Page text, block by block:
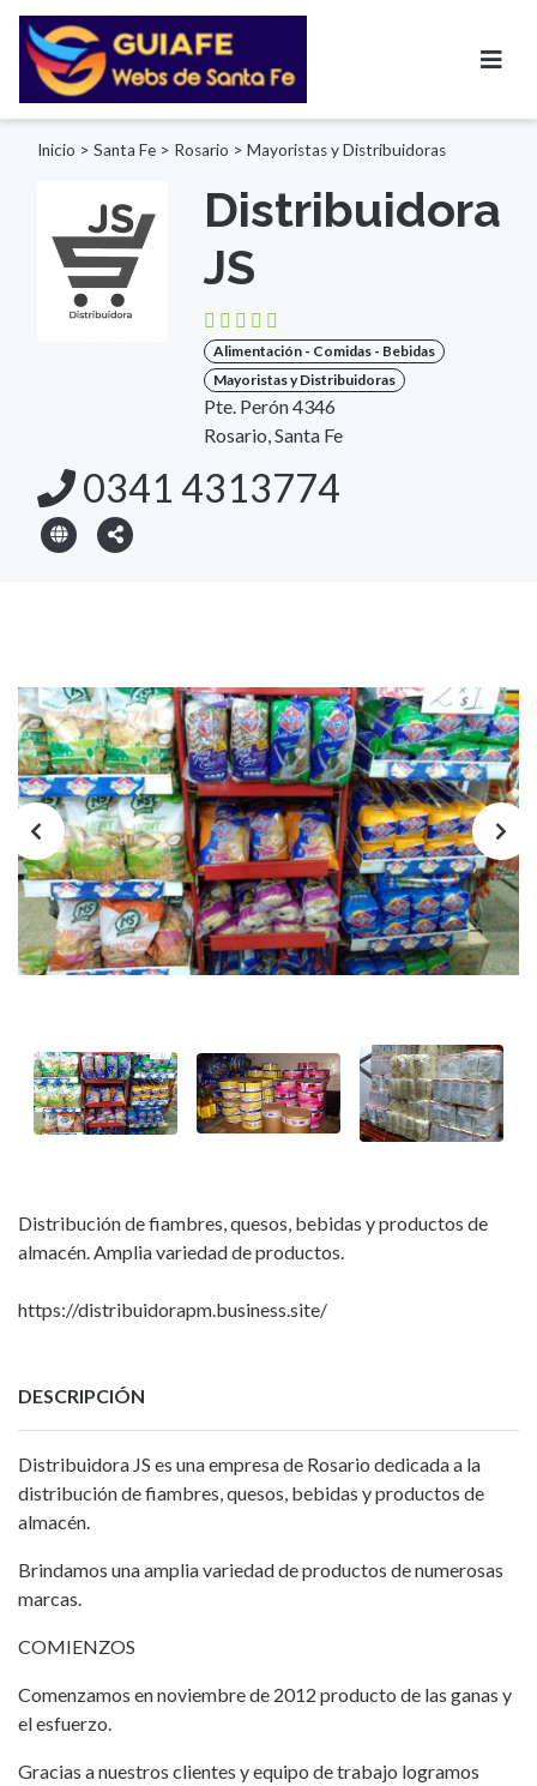
Inicio > Santa Fe > Rosario > Mayoristas y Distribuidoras
Distribuidora
JS
Alimentación - Comidas - Bebidas
Mayoristas y Distribuidoras
Pte. Perón 4346
Rosario, Santa Fe
0341 4313774
Distribución de fiambres, quesos, bebidas y productos de
almacén. Amplia variedad de productos.
https://distribuidorapm.business.site/
DESCRIPCIÓN
Distribuidora JS es una empresa de Rosario dedicada a la
distribución de fiambres, quesos, bebidas y productos de
almacén.
Brindamos una amplia variedad de productos de numerosas
marcas.
COMIENZOS
Comenzamos en noviembre de 2012 producto de las ganas y
el esfuerzo.
Gracias a nuestros clientes y equipo de trabajo logramos